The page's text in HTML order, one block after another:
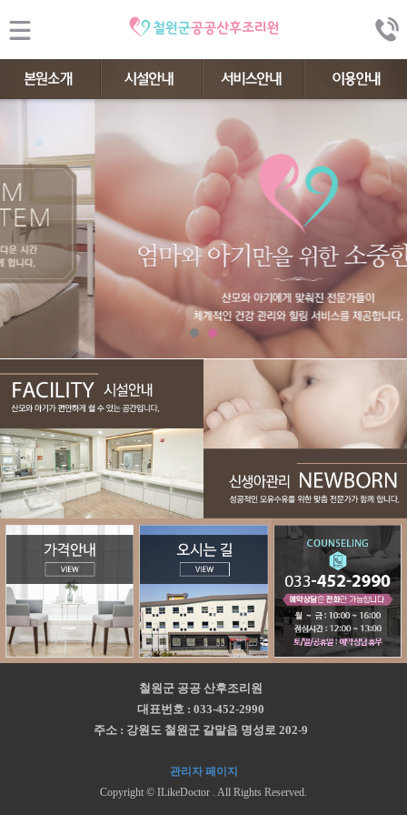
철원군 공공 산후조리원
대표번호 : 033-452-2990
주소 : 강원도 철원군 갈말읍 명성로 202-9
관리자 페이지
Copyright © ILikeDoctor . All Rights Reserved.